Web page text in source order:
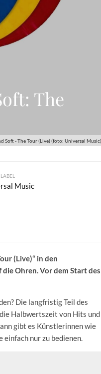
Soft - The Tour (Live) (foto: Universal Music)
The
LABEL
Music
(Live)“ in den
Ohren. Vor dem Start des
Die langfristig Teil des
Halbwertszeit von Hits und
gibt es Künstlerinnen wie
einfach nur zu bedienen.